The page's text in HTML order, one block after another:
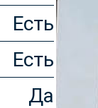
Есть
Есть
Да